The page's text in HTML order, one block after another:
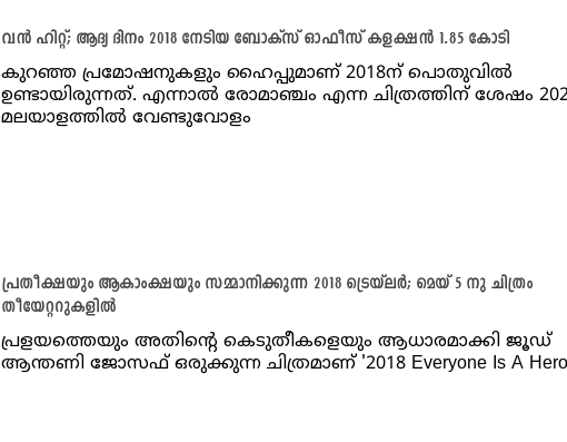
വൻ ഹിറ്റ്; ആദ്യ ദിനം 2018 നേടിയ ബോക്സ് ഓഫീസ് കളക്ഷൻ 1.85 കോടി
കുറഞ്ഞ പ്രമോഷനുകളും ഹൈപ്പുമാണ് 2018ന് പൊതുവിൽ
ഉണ്ടായിരുന്നത്. എന്നാൽ രോമാഞ്ചം എന്ന ചിത്രത്തിന് ശേഷം
മലയാളത്തിൽ വേണ്ടുവോളം
പ്രതീക്ഷയും ആകാംക്ഷയും സമ്മാനിക്കുന്ന 2018 ട്രെയ്‌ലർ; മെയ്‌ 5 നു ചിത്രം
തീയേറ്ററുകളിൽ
പ്രളയത്തെയും അതിന്റെ കെടുതീകളെയും ആധാരമാക്കി ജൂഡ്
ആന്തണി ജോസഫ് ഒരുക്കുന്ന ചിത്രമാണ് '2018 Everyone Is A